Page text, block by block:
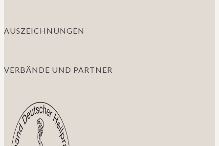
AUSZEICHNUNGEN
VERBÄNDE UND PARTNER